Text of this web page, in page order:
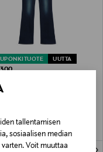
tallentamisen
sosiaalisen median
Voit muuttaa
UUTTA
300
Boot Fresh Face -farkut
Price